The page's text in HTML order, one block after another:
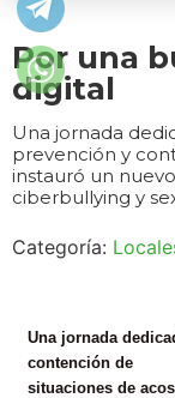
Por una
digital
Una jornada
prevención y
instauró un
ciberbullying y
Categoría:
Una jornada
contención de
situaciones de